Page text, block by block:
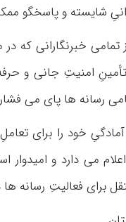
شایسته و پاسخگو
خبرنگارانی که
امنیتِ جانی و
رسانه ها پای می
خود را برای
می دارد و
برای فعالیتِ رسانه